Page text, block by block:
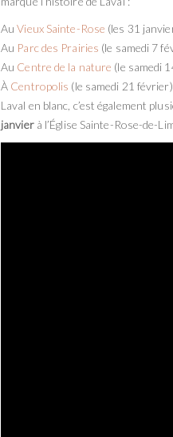
AuVieux Sainte-Rose (les 31
Au Parc des Prairies (le samedi 7
Au Centre de la nature (le samedi
À Centropolis (le samedi 21
Laval en blanc, c’est également
janvierà l’Église Sainte-Rose-de-